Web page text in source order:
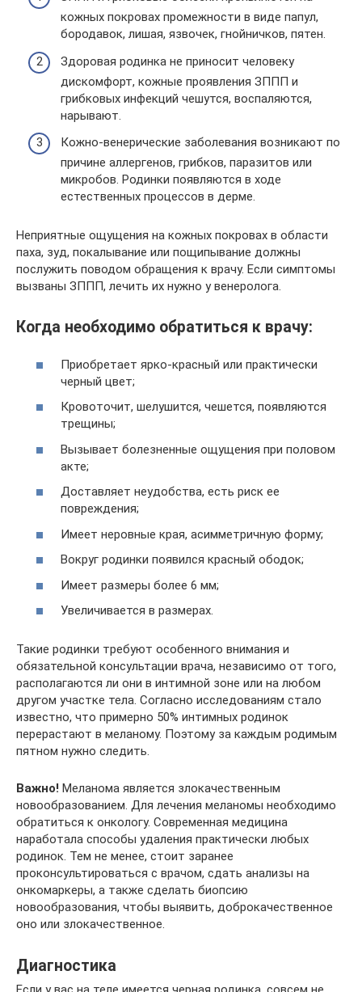
кожных покровах промежности в виде папул,
бородавок, лишая, язвочек, гнойничков, пятен.
Здоровая родинка не приносит человеку
дискомфорт, кожные проявления ЗППП и
грибковых инфекций чешутся, воспаляются,
нарывают.
Кожно-венерические заболевания возникают по
причине аллергенов, грибков, паразитов или
микробов. Родинки появляются в ходе
естественных процессов в дерме.
Неприятные ощущения на кожных покровах в области
паха, зуд, покалывание или пощипывание должны
послужить поводом обращения к врачу. Если симптомы
вызваны ЗППП, лечить их нужно у венеролога.
Когда необходимо обратиться к врачу:
Приобретает ярко-красный или практически
черный цвет;
Кровоточит, шелушится, чешется, появляются
трещины;
Вызывает болезненные ощущения при половом
акте;
Доставляет неудобства, есть риск ее
повреждения;
Имеет неровные края, асимметричную форму;
Вокруг родинки появился красный ободок;
Имеет размеры более 6 мм;
Увеличивается в размерах.
Такие родинки требуют особенного внимания и
обязательной консультации врача, независимо от того,
располагаются ли они в интимной зоне или на любом
другом участке тела. Согласно исследованиям стало
известно, что примерно 50% интимных родинок
перерастают в меланому. Поэтому за каждым родимым
пятном нужно следить.
Важно! Меланома является злокачественным
новообразованием. Для лечения меланомы необходимо
обратиться к онкологу. Современная медицина
наработала способы удаления практически любых
родинок. Тем не менее, стоит заранее
проконсультироваться с врачом, сдать анализы на
онкомаркеры, а также сделать биопсию
новообразования, чтобы выявить, доброкачественное
оно или злокачественное.
Диагностика